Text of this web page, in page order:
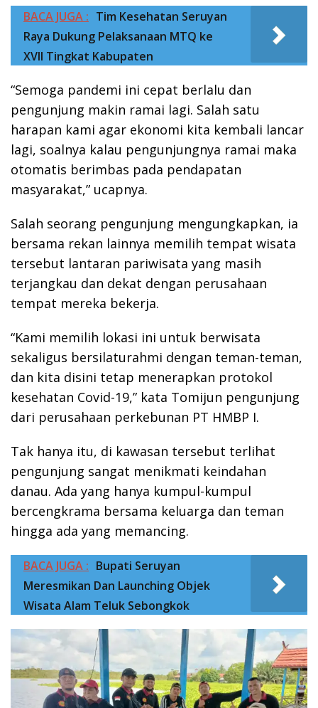
BACA JUGA : Tim Kesehatan Seruyan
Raya Dukung Pelaksanaan MTQ ke
XVII Tingkat Kabupaten
“Semoga pandemi ini cepat berlalu dan
pengunjung makin ramai lagi. Salah satu
harapan kami agar ekonomi kita kembali lancar
lagi, soalnya kalau pengunjungnya ramai maka
otomatis berimbas pada pendapatan
masyarakat,” ucapnya.
Salah seorang pengunjung mengungkapkan, ia
bersama rekan lainnya memilih tempat wisata
tersebut lantaran pariwisata yang masih
terjangkau dan dekat dengan perusahaan
tempat mereka bekerja.
“Kami memilih lokasi ini untuk berwisata
sekaligus bersilaturahmi dengan teman-teman,
dan kita disini tetap menerapkan protokol
kesehatan Covid-19,” kata Tomijun pengunjung
dari perusahaan perkebunan PT HMBP I.
Tak hanya itu, di kawasan tersebut terlihat
pengunjung sangat menikmati keindahan
danau. Ada yang hanya kumpul-kumpul
bercengkrama bersama keluarga dan teman
hingga ada yang memancing.
BACA JUGA : Bupati Seruyan
Meresmikan Dan Launching Objek
Wisata Alam Teluk Sebongkok